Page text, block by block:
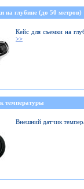
на глубине (до 50 метров)
Кейс для съемки на
>>
температуры
Внешний датчик